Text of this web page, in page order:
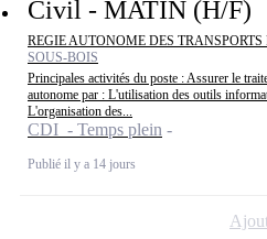
Civil - MATIN (H/F)
REGIE AUTONOME DES
SOUS-BOIS
Principales activités du poste : Assurer le
autonome par : L'utilisation des outils
L'organisation des...
CDI - Temps plein
Publié il y a 14 jours